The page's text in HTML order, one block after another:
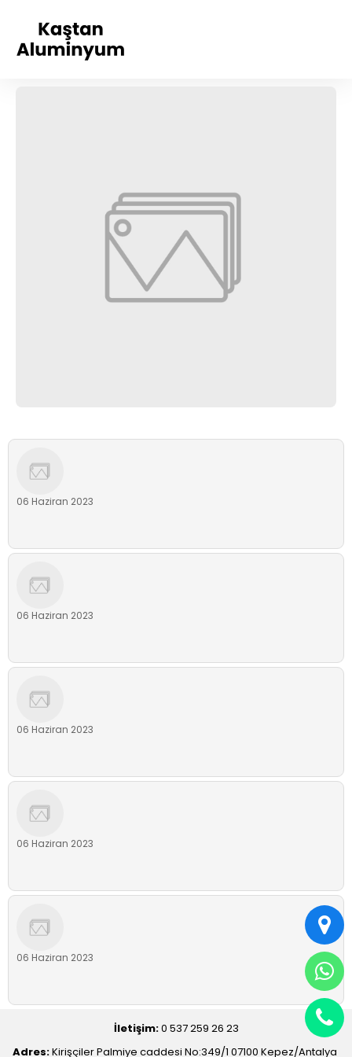
06 Haziran 2023
06 Haziran 2023
06 Haziran 2023
06 Haziran 2023
06 Haziran 2023
İletişim:0 537 259 26 23
Adres:Kirişçiler Palmiye caddesi No:349/1 07100 Kepez/Antalya